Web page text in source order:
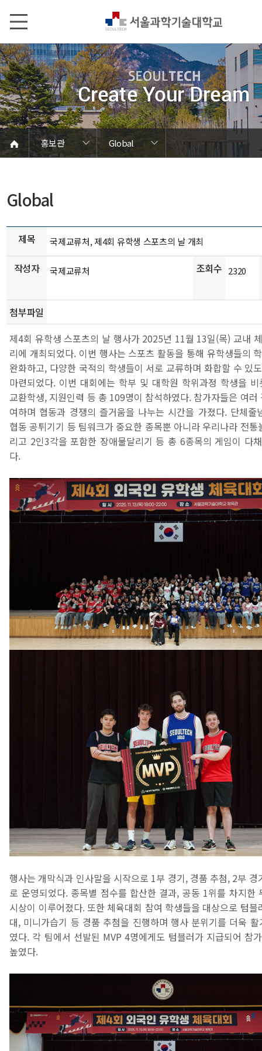
홍보관
Global
서울과기대 소개
열린총장실
대학현황
대학조직
대학상징
홍보관
캠퍼스 안내
학칙 및 규정
홍보관
대학뉴스
연구성과
발전기금/동문
Global
언론에서 본 SEOULTECH
보도자료
브로슈어
학내행사
동영상자료
사진자료
음악자료
Global
제목 국제교류처, 제4회 유학생 스포츠의 날 개최
작성자 국제교류처 조회수 2320
첨부파일
제4회 유학생 스포츠의 날 행사가 2025년 11월 13일(목) 교내
리에 개최되었다. 이번 행사는 스포츠 활동을 통해 유학생들의
완화하고, 다양한 국적의 학생들이 서로 교류하며 화합할 수 있
마련되었다. 이번 대회에는 학부 및 대학원 학위과정 학생을
교환학생, 지원인력 등 총 109명이 참석하였다. 참가자들은 여러
여하며 협동과 경쟁의 즐거움을 나누는 시간을 가졌다. 단체줄
협동 공튀기기 등 팀워크가 중요한 종목뿐 아니라 우리나라 전통
리고 2인3각을 포함한 장애물달리기 등 총 6종목의 게임이 다
다.
행사는 개막식과 인사말을 시작으로 1부 경기, 경품 추첨, 2부 경
로 운영되었다. 종목별 점수를 합산한 결과, 공동 1위를 차지한
시상이 이루어졌다. 또한 체육대회 참여 학생들을 대상으로 텀블
대, 미니가습기 등 경품 추첨을 진행하며 행사 분위기를 더욱
였다. 각 팀에서 선발된 MVP 4명에게도 텀블러가 지급되어 참
높였다.